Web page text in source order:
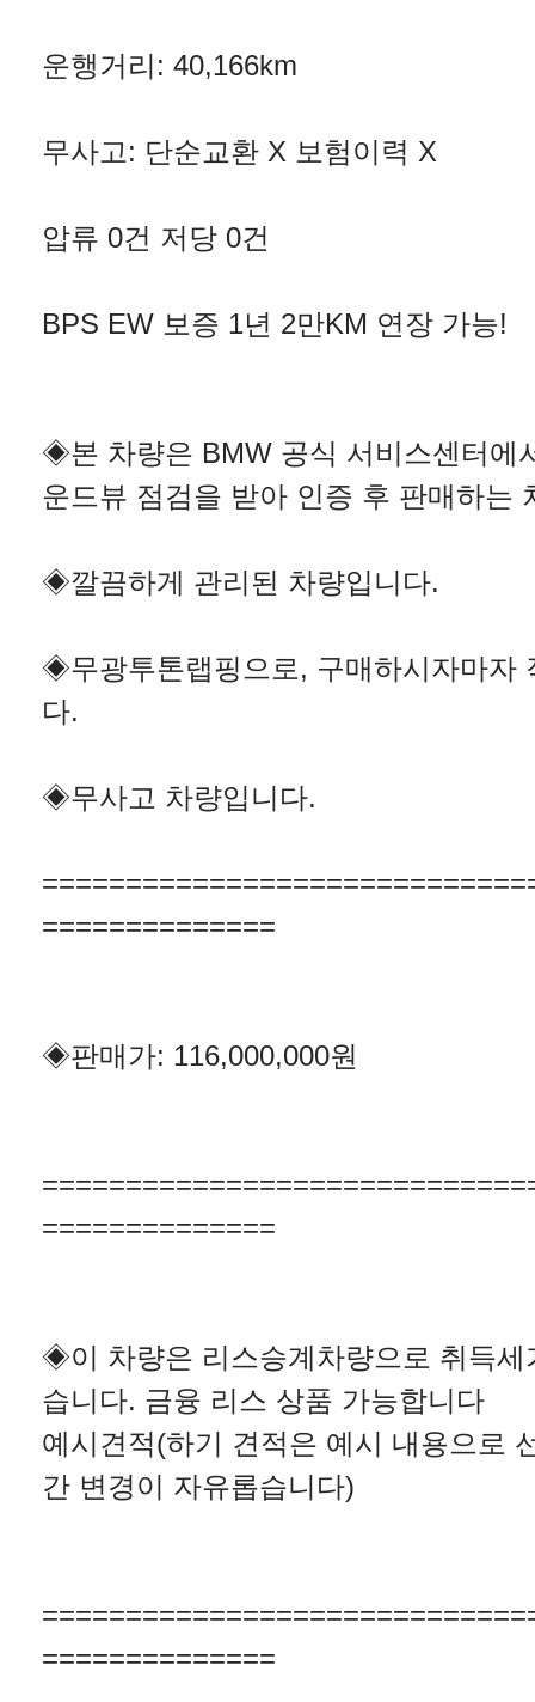
운행거리: 40,166km
무사고: 단순교환 X 보험이력 X
압류 0건 저당 0건
BPS EW 보증 1년 2만KM 연장 가능!
◈본 차량은 BMW 공식 서비스센터에
운드뷰 점검을 받아 인증 후 판매하는
◈깔끔하게 관리된 차량입니다.
◈무광투톤랩핑으로, 구매하시자마자
다.
◈무사고 차량입니다.
==============
◈판매가: 116,000,000원
==============
◈이 차량은 리스승계차량으로 취득세
습니다. 금융 리스 상품 가능합니다
예시견적(하기 견적은 예시 내용으로
간 변경이 자유롭습니다)
==============